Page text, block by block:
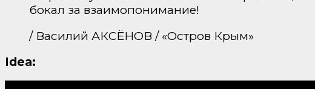
бокал за взаимопонимание!
/ Василий АКСЁНОВ / «Остров Крым»
Idea: